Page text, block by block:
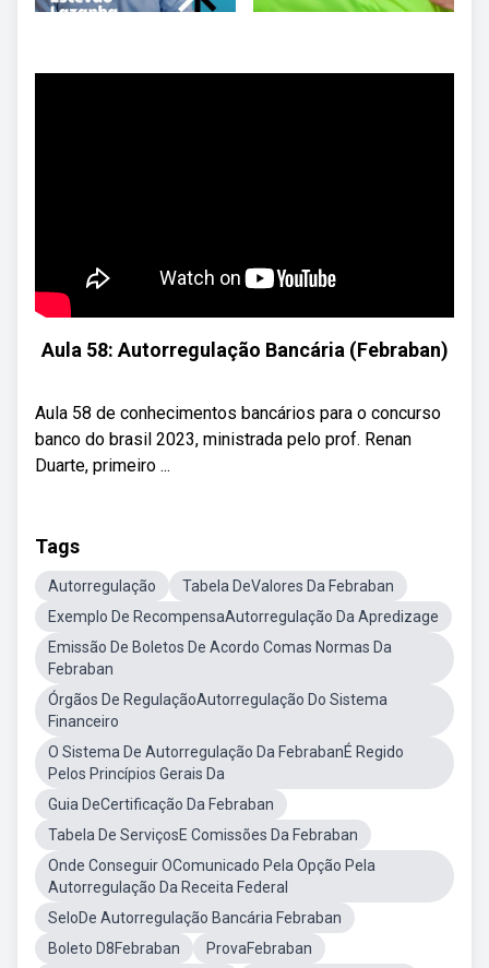
Aula 58: Autorregulação Bancária (Febraban)
Aula 58 de conhecimentos bancários para o concurso
banco do brasil 2023, ministrada pelo prof. Renan
Duarte, primeiro ...
Tags
Autorregulação
Tabela DeValores Da Febraban
Exemplo De RecompensaAutorregulação Da Apredizage
Emissão De Boletos De Acordo Comas Normas Da
Febraban
Órgãos De RegulaçãoAutorregulação Do Sistema
Financeiro
O Sistema De Autorregulação Da FebrabanÉ Regido
Pelos Princípios Gerais Da
Guia DeCertificação Da Febraban
Tabela De ServiçosE Comissões Da Febraban
Onde Conseguir OComunicado Pela Opção Pela
Autorregulação Da Receita Federal
SeloDe Autorregulação Bancária Febraban
Boleto D8Febraban
ProvaFebraban